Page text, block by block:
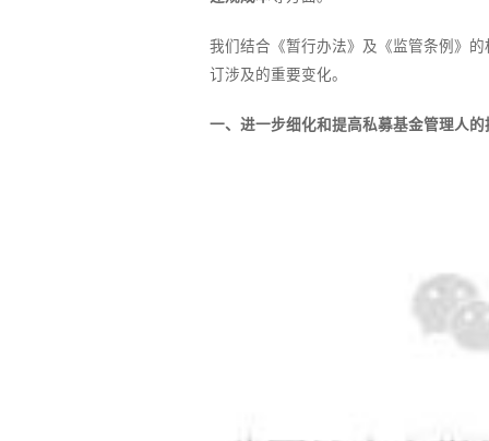
我们结合《暂行办法》及《监管条例》
订涉及的重要变化。
一、进一步细化和提高私募基金管理人